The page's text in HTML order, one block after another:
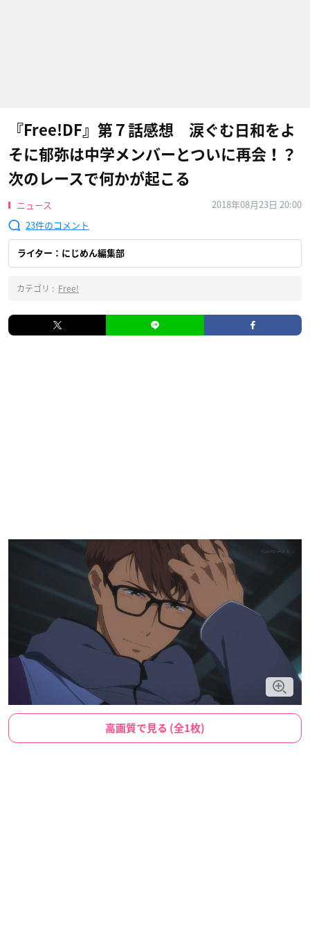
『Free!DF』第７話感想 涙ぐむ日和をよ
そに郁弥は中学メンバーとついに再会！？
次のレースで何かが起こる
ニュース
2018年08月23日 20:00
23
ライター：にじめん編集部
カテゴリ : Free!
高画質で見る (全1枚)